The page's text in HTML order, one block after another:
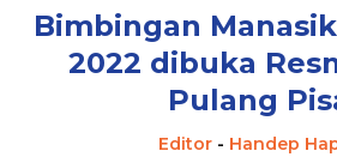
Bimbingan
2022 dibuka
Pulang
Editor- Handep